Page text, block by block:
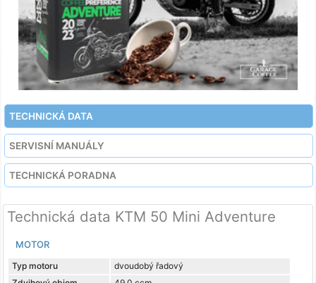
TECHNICKÁ DATA
SERVISNÍ MANUÁLY
TECHNICKÁ PORADNA
Technická data KTM 50 Mini Adventure
MOTOR
Typ motoru
dvoudobý řadový